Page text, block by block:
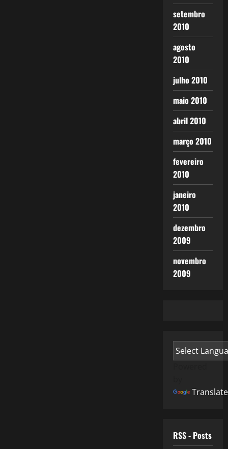
setembro
2010
agosto
2010
julho 2010
maio 2010
abril 2010
março 2010
fevereiro
2010
janeiro
2010
dezembro
2009
novembro
2009
Translate
RSS - Posts